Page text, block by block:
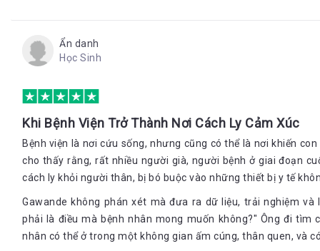
nói: “ Hãy chữa bệnh cho tôi”. Bạn làm thủ thục nhập viện
hằng ngày của mình cho bác sỹ và y tá ở đó: Bạn mặc gì? Bạn
khỏe.
Y học phát triển, những căn bệnh kỳ lạ bắt đầu được đặt tên
bệnh vẫn để lại một dấu hỏi chấm lớn cho các bác sỹ. Con
trong bệnh viện mới có thể chưa khỏi căn bệnh của mình mà
thân
viên gia đình, bác sỹ với hy vọng mình sẽ khỏi bệnh và được
nơi lạnh lẽo, với những dây dợ quanh người cùng với những
Ở các nước phương Tây, các trung tâm trợ sinh được xây
Ẩn danh
Học Sinh
Khi Bệnh Viện Trở Thành Nơi Cách Ly Cảm Xúc
Bệnh viện là nơi cứu sống, nhưng cũng có thể là nơi khiến
cho thấy rằng, rất nhiều người già, người bệnh ở giai đoạn
cách ly khỏi người thân, bị bó buộc vào những thiết bị y tế
Gawande không phán xét mà đưa ra dữ liệu, trải nghiệm
phải là điều mà bệnh nhân mong muốn không?" Ông đi tìm
nhân có thể ở trong một không gian ấm cúng, thân quen, và